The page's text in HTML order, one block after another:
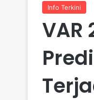
Info Terkini
VAR